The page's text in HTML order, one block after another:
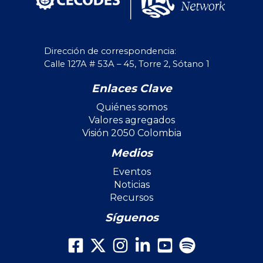
Dirección de correspondencia:
Calle 127A # 53A – 45, Torre 2, Sótano 1
Enlaces Clave
Quiénes somos
Valores agregados
Visión 2050 Colombia
Medios
Eventos
Noticias
Recursos
Síguenos